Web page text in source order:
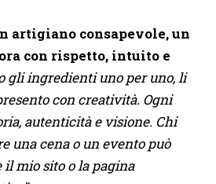
artigiano consapevole, un
con rispetto, intuito e
gli ingredienti uno per uno, li
con creatività. Ogni
autenticità e visione. Chi
una cena o un evento può
mio sito o la pagina